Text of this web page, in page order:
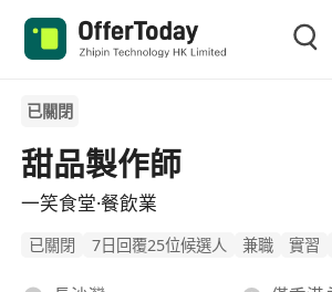
已關閉
甜品製作師
一笑食堂·餐飲業
已關閉 7日回覆25位候選人 兼職 實習